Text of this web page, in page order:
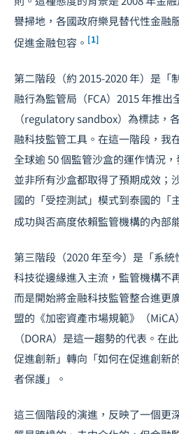
譽掃地，各國政府樂見替代性金融
促進金融包容。 [1]
第二階段（約 2015-2020 年）是
融行為監管局（FCA）2015 年推出
（regulatory sandbox）為標誌，
融科技監管工具。在這一階段，我
全球逾 50 個監管沙盒的運作情況
並非所有沙盒都取得了預期成效；
國的「受控測試」模式到泰國的「
成功與否高度依賴監管機構的內部
第三階段（2020 年至今）是「系
科技從邊緣進入主流，監管機構不
而是開始將金融科技監管整合進更
盟的《加密資產市場規範》（MiCA
（DORA）是這一趨勢的代表。在
促進創新」轉向「如何在促進創新
者保護」。
這三個階段的演進，反映了一個更